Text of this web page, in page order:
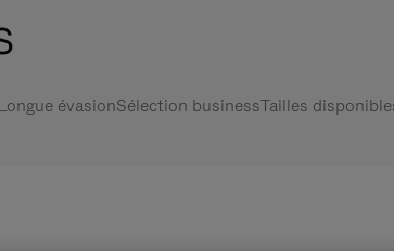
évasionSélection businessTailles